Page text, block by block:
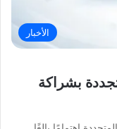
الأخبار
بشراكة